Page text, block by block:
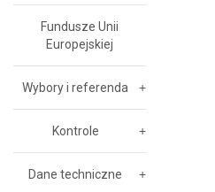
Fundusze Unii
Europejskiej
Wybory i referenda
Kontrole
Dane techniczne